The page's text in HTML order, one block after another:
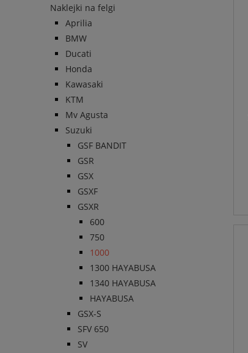
Naklejki na felgi
Aprilia
BMW
Ducati
Honda
Kawasaki
KTM
Mv Agusta
Suzuki
GSF BANDIT
GSR
GSX
GSXF
GSXR
600
750
1000
1300 HAYABUSA
1340 HAYABUSA
HAYABUSA
GSX-S
SFV 650
SV